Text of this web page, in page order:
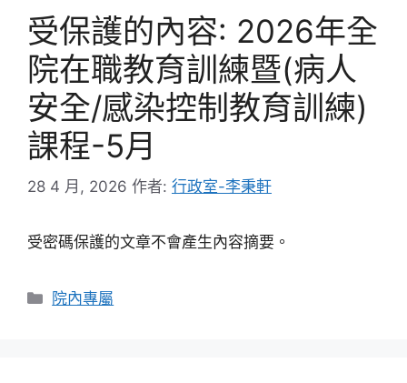
受保護的內容: 2026年全
院在職教育訓練暨(病人
安全/感染控制教育訓練)
課程-5月
28 4 月, 2026 作者: 行政室-李秉軒
受密碼保護的文章不會產生內容摘要。
分
院內專屬